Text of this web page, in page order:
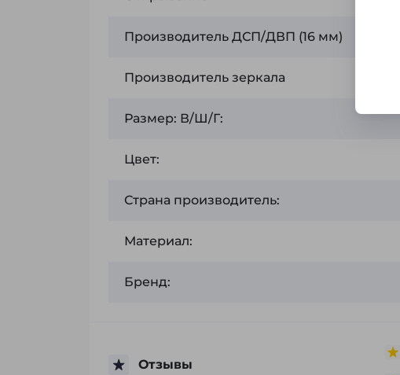
Производитель ДСП/ДВП (16 мм)
Производитель зеркала
Размер: В/Ш/Г:
Цвет:
Страна производитель:
Материал:
Бренд:
Отзывы